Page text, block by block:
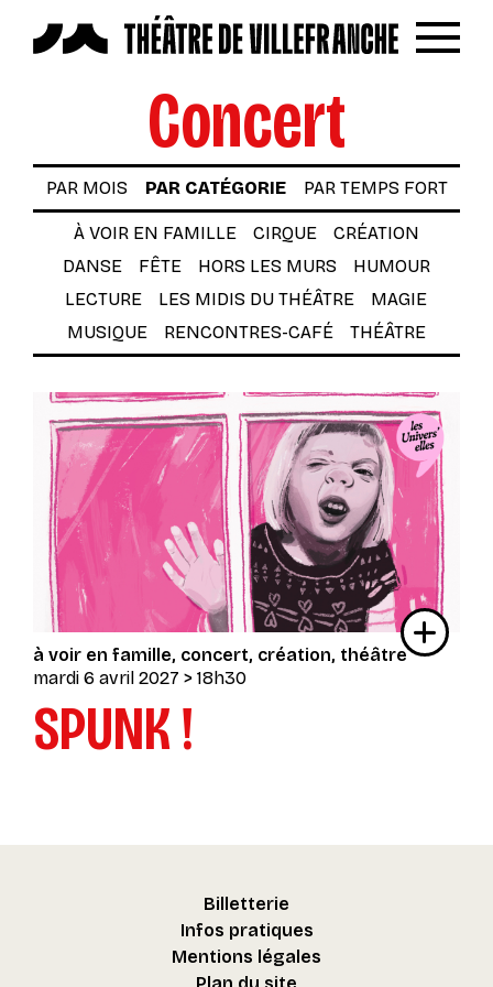
Menu
LES SPECTACLES
AUTOUR DES SPECTACLES
LE THÉÂTRE
ACTUALITÉS
VOTRE VENUE AU THÉÂTRE
S’INSCRIRE À LA NEWSLETTER
Billetterie
Concert
PAR MOIS PAR CATÉGORIE PAR TEMPS FORT
À VOIR EN FAMILLE CIRQUE
CRÉATION
DANSE
FÊTE HORS LES MURS
HUMOUR
LECTURE
LES MIDIS DU THÉÂTRE
MAGIE
MUSIQUE
RENCONTRES-CAFÉ THÉÂTRE
à voir en famille concert création théâtre
mardi 6 avril 2027 > 18h30
SPUNK !
Billetterie
Infos pratiques
Mentions légales